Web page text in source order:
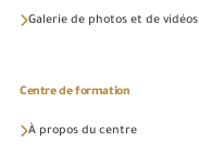
Galerie de photos et de vidéos
Centre de formation
À propos du centre